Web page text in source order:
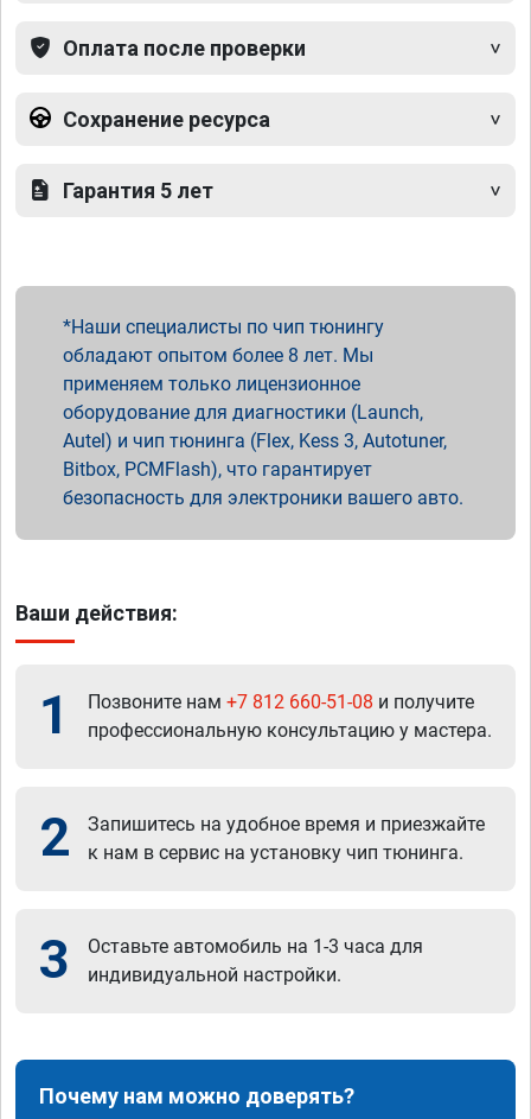
Оплата после проверки
Сохранение ресурса
Гарантия 5 лет
Наши специалисты по чип тюнингу
обладают опытом более 8 лет. Мы
применяем только лицензионное
оборудование для диагностики (Launch,
Autel) и чип тюнинга (Flex, Kess 3, Autotuner,
Bitbox, PCMFlash), что гарантирует
безопасность для электроники вашего авто.
Ваши действия:
1 Позвоните нам +7 812 660-51-08 и получите
профессиональную консультацию у мастера.
2
Запишитесь на удобное время и приезжайте
к нам в сервис на установку чип тюнинга.
3
Оставьте автомобиль на 1-3 часа для
индивидуальной настройки.
Почему нам можно доверять?